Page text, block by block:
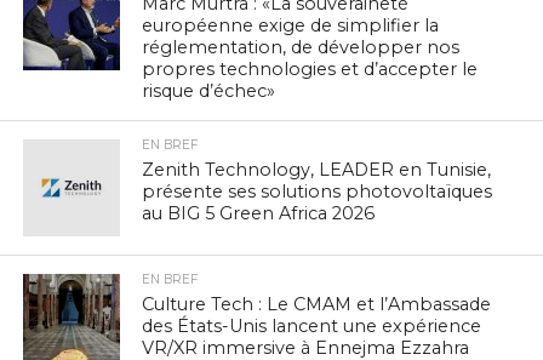
européenne exige de simplifier la
réglementation, de développer nos
propres technologies et d’accepter le
risque d’échec»
EN BREF
Zenith Technology, LEADER en Tunisie,
présente ses solutions photovoltaïques
au BIG 5 Green Africa 2026
EN BREF
Culture Tech : Le CMAM et l’Ambassade
des États-Unis lancent une expérience
VR/XR immersive à Ennejma Ezzahra